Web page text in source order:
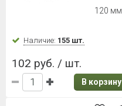
120 мм
Наличие: 155 шт.
102 руб. / шт.
В корзину